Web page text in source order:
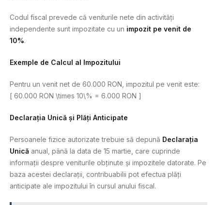
Codul fiscal prevede că veniturile nete din activități
independente sunt impozitate cu un impozit pe venit de
10%.
Exemple de Calcul al Impozitului
Pentru un venit net de 60.000 RON, impozitul pe venit este:
[ 60.000 RON \times 10\% = 6.000 RON ]
Declarația Unică și Plăți Anticipate
Persoanele fizice autorizate trebuie să depună Declarația
Unică anual, până la data de 15 martie, care cuprinde
informații despre veniturile obținute și impozitele datorate. Pe
baza acestei declarații, contribuabilii pot efectua plăți
anticipate ale impozitului în cursul anului fiscal.